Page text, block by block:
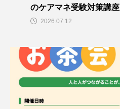
のケアマネ受験対策講座
2026.07.12